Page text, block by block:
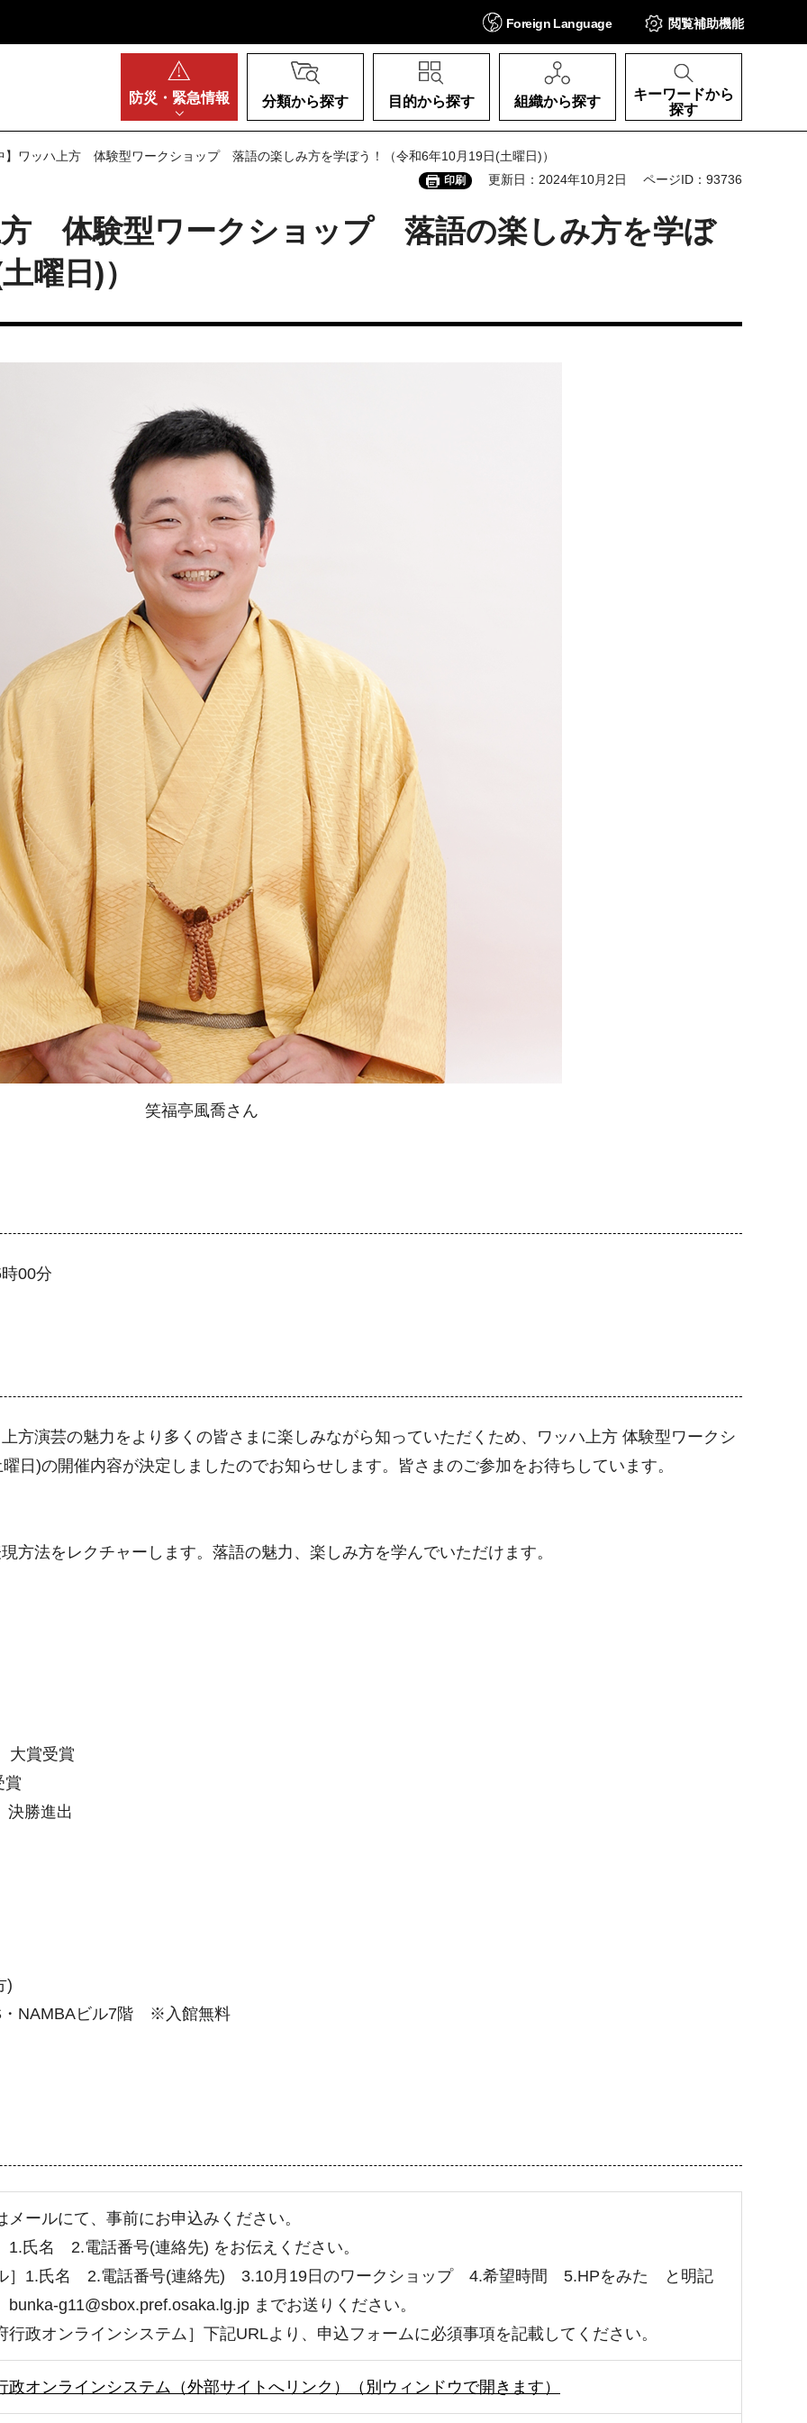
Foreign Language 閲覧補助機能
防災・ 緊急情報 分類から探す 目的から探す 組織から探す
キーワードから
探す
ワッハ上方 体験型ワークショップ 落語の楽しみ方を学ぼう！（令和6年10月19日(土曜日)）
印刷 更新日：2024年10月2日 ページID：93736
方 体験型ワークショップ 落語の楽しみ方を学ぼ
曜日)）
笑福亭風喬さん
00分
方演芸の魅力をより多くの皆さまに楽しみながら知っていただくため、ワッハ上方 体験型ワークシ
日)の開催内容が決定しましたのでお知らせします。皆さまのご参加をお待ちしています。
方法をレクチャーします。落語の魅力、楽しみ方を学んでいただけます。
賞受賞
賞
勝進出
)
NAMBAビル7階 ※入館無料
メールにて、事前にお申込みください。
1.氏名 2.電話番号(連絡先) をお伝えください。
］1.氏名 2.電話番号(連絡先) 3.10月19日のワークショップ 4.希望時間 5.HPをみた と明記
bunka-g11@sbox.pref.osaka.lg.jp までお送りください。
行政オンラインシステム］下記URLより、申込フォームに必須事項を記載してください。
政オンラインシステム（外部サイトへリンク）（別ウィンドウで開きます）